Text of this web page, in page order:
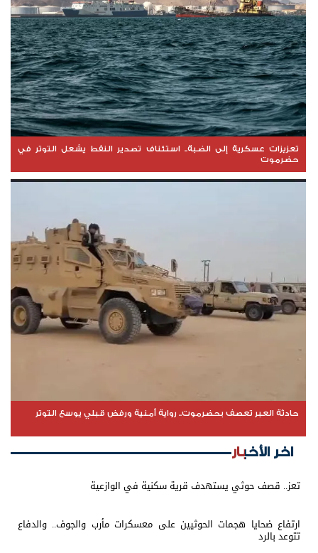
تعزيزات عسكرية إلى الضبة.. استئناف تصدير النفط يشعل التوتر في
حضرموت
حادثة العبر تعصف بحضرموت.. رواية أمنية ورفض قبلي يوسع التوتر
اخر الأخبار
تعز.. قصف حوثي يستهدف قرية سكنية في الوازعية
ارتفاع ضحايا هجمات الحوثيين على معسكرات مأرب والجوف.. والدفاع
تتوعد بالرد